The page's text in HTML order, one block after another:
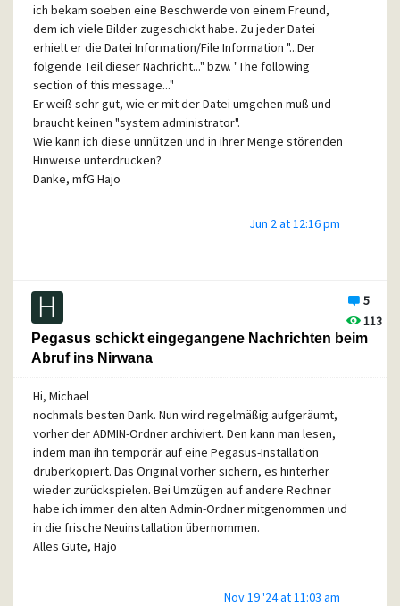
ich bekam soeben eine Beschwerde von einem Freund,
dem ich viele Bilder zugeschickt habe. Zu jeder Datei
erhielt er die Datei Information/File Information "...Der
folgende Teil dieser Nachricht..." bzw. "The following
section of this message..."
Er weiß sehr gut, wie er mit der Datei umgehen muß und
braucht keinen "system administrator".
Wie kann ich diese unnützen und in ihrer Menge störenden
Hinweise unterdrücken?
Danke, mfG Hajo
Jun 2 at 12:16 pm
5
113
Pegasus schickt eingegangene Nachrichten beim
Abruf ins Nirwana
Hi, Michael
nochmals besten Dank. Nun wird regelmäßig aufgeräumt,
vorher der ADMIN-Ordner archiviert. Den kann man lesen,
indem man ihn temporär auf eine Pegasus-Installation
drüberkopiert. Das Original vorher sichern, es hinterher
wieder zurückspielen. Bei Umzügen auf andere Rechner
habe ich immer den alten Admin-Ordner mitgenommen und
in die frische Neuinstallation übernommen.
Alles Gute, Hajo
Nov 19 '24 at 11:03 am